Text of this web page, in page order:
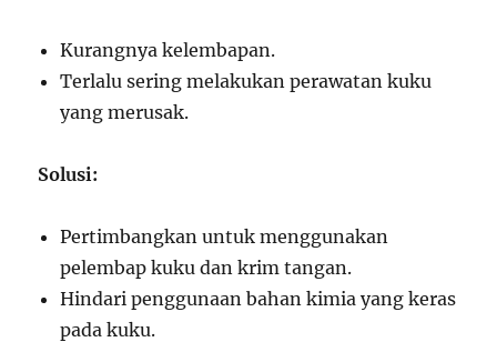
Kurangnya kelembapan.
Terlalu sering melakukan perawatan kuku
yang merusak.
Solusi:
Pertimbangkan untuk menggunakan
pelembap kuku dan krim tangan.
Hindari penggunaan bahan kimia yang keras
pada kuku.